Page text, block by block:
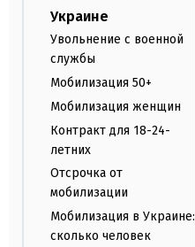
Украине
Увольнение с военной
службы
Мобилизация 50+
Мобилизация женщин
Контракт для 18-24-
летних
Отсрочка от
мобилизации
Мобилизация в Украине:
сколько человек